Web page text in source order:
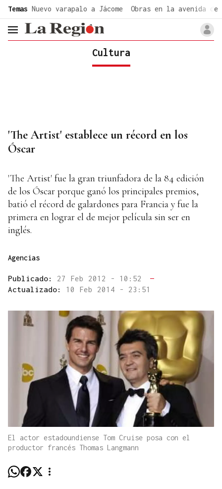
Temas Nuevo varapalo a Jácome Obras en la avenida de
header.menu.open
Cultura
'The Artist' establece un récord en los
Óscar
'The Artist' fue la gran triunfadora de la 84 edición
de los Óscar porque ganó los principales premios,
batió el récord de galardones para Francia y fue la
primera en lograr el de mejor película sin ser en
inglés.
Agencias
Publicado: 27 Feb 2012 - 10:52
—
Actualizado: 10 Feb 2014 - 23:51
El actor estadoundiense Tom Cruise posa con el
productor francés Thomas Langmann